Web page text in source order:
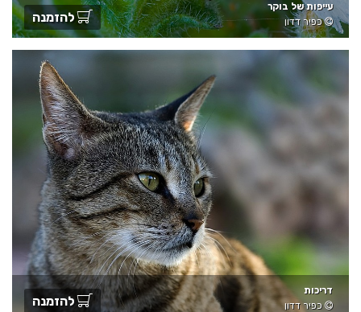
עייפות של בוקר
כפיר דדון
להזמנה
דריכות
כפיר דדון
להזמנה